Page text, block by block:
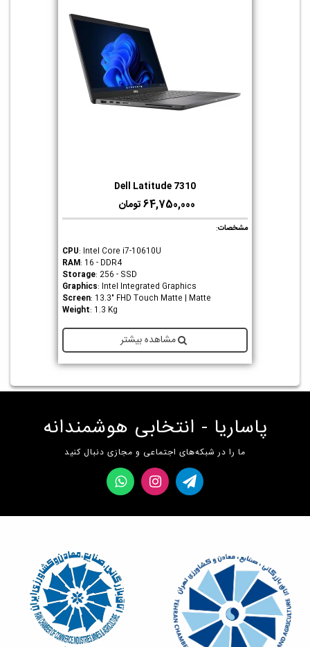
Dell Latitude 7310
64,750,000 تومان
مشخصات:
CPU: Intel Core i7-10610U
RAM: 16 - DDR4
Storage: 256 - SSD
Graphics: Intel Integrated Graphics
Screen: 13.3" FHD Touch Matte | Matte
Weight: 1.3 Kg
مشاهده بیشتر
پاساریا - انتخابی هوشمندانه
ما را در شبکه‌های اجتماعی و مجازی دنبال کنید